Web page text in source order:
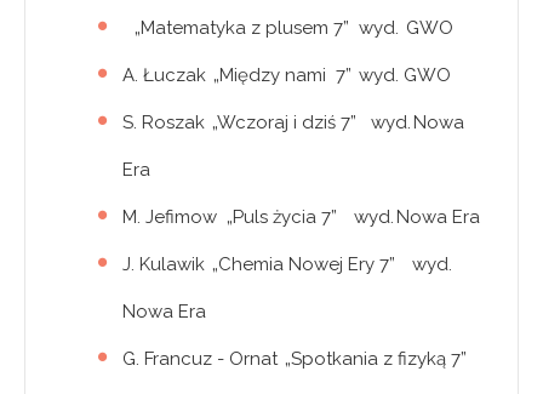
„Matematyka z plusem 7” wyd. GWO
A. Łuczak „Między nami 7” wyd. GWO
S. Roszak „Wczoraj i dziś 7” wyd. Nowa
Era
M. Jefimow „Puls życia 7” wyd. Nowa Era
J. Kulawik „Chemia Nowej Ery 7” wyd.
Nowa Era
G. Francuz - Ornat „Spotkania z fizyką 7”